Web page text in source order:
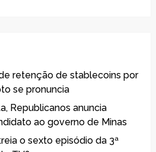
retenção de stablecoins por
se pronuncia
Republicanos anuncia
ao governo de Minas
o sexto episódio da 3ª